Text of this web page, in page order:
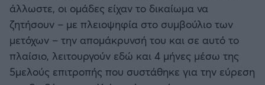
άλλωστε, οι ομάδες είχαν το δικαίωμα να
ζητήσουν – με πλειοψηφία στο συμβούλιο των
μετόχων – την απομάκρυνσή του και σε αυτό το
πλαίσιο, λειτουργούν εδώ και 4 μήνες μέσω της
5μελούς επιτροπής που συστάθηκε για την εύρεση